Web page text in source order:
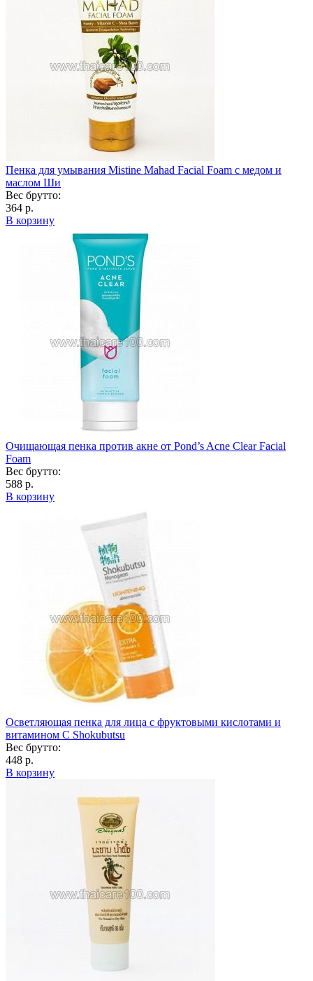
Пенка для умывания Mistine Mahad Facial Foam с медом и
маслом Ши
Вес брутто:
364 р.
В корзину
Очищающая пенка против акне от Pond’s Acne Clear Facial
Foam
Вес брутто:
588 р.
В корзину
Осветляющая пенка для лица с фруктовыми кислотами и
витамином С Shokubutsu
Вес брутто:
448 р.
В корзину